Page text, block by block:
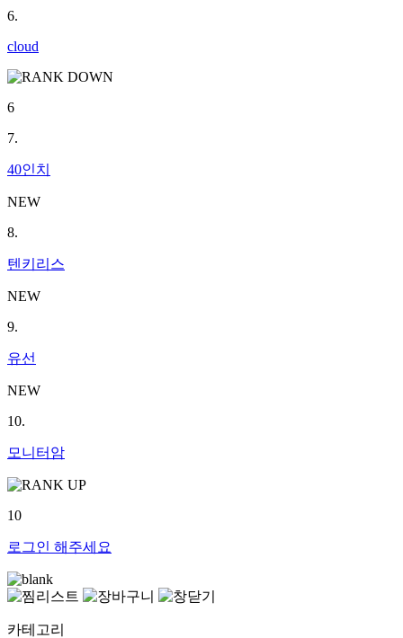
6.
cloud
6
7.
40인치
NEW
8.
텐키리스
NEW
9.
유선
NEW
10.
모니터암
10
로그인 해주세요
카테고리